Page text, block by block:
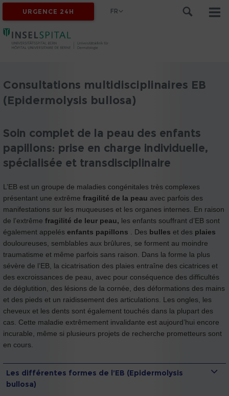
URGENCE 24H FR
Consultations multidisciplinaires EB
(Epidermolysis bullosa)
Soin complet de la peau des enfants
papillons: prise en charge individuelle,
spécialisée et transdisciplinaire
L’EB est un groupe de maladies congénitales très complexes
présentant une extrême fragilité de la peau avec parfois des
manifestations sur les muqueuses et les organes internes. En raison
de l’extrême fragilité de leur peau, les enfants souffrant d’EB sont
également appelés enfants papillons . Des bulles et des plaies
douloureuses, semblables aux brûlures, se forment au moindre
traumatisme et même parfois sans raison. Dans la forme la plus
sévère de l’EB, la cicatrisation des plaies entraîne des cicatrices et
des excroissances de peau, avec pour conséquence des difficultés
de déglutition, des lésions de la cornée, des déformations des mains
et des pieds et un raidissement des articulations. Les ongles, les
cheveux et les dents sont également touchés dans la plupart des
cas. Cette maladie extrêmement invalidante est aujourd’hui encore
incurable, même si plusieurs projets de recherche prometteurs sont
en cours.
Les différentes formes de l’EB (Epidermolysis
bullosa)